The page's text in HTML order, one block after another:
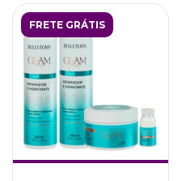
FRETE GRÁTIS